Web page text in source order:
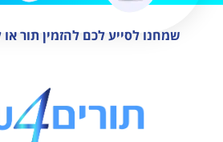
שמחנו לסייע לכם להזמין תור